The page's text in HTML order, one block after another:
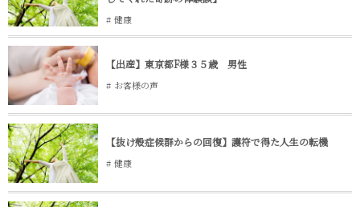
健康
【出産】東京都F様３５歳 男性
お客様の声
【抜け殻症候群からの回復】護符で得た人生の転機
健康